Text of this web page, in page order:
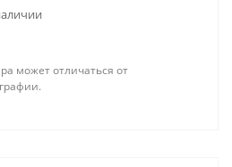
может отличаться от